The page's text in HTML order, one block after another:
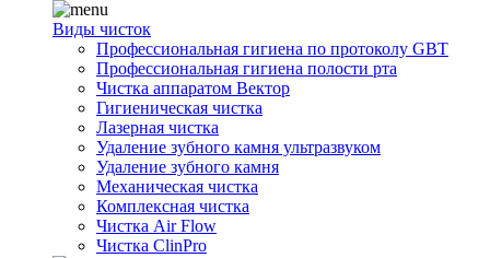
Виды чисток
Профессиональная гигиена по протоколу GBT
Профессиональная гигиена полости рта
Чистка аппаратом Вектор
Гигиеническая чистка
Лазерная чистка
Удаление зубного камня ультразвуком
Удаление зубного камня
Механическая чистка
Комплексная чистка
Чистка Air Flow
Чистка ClinPro